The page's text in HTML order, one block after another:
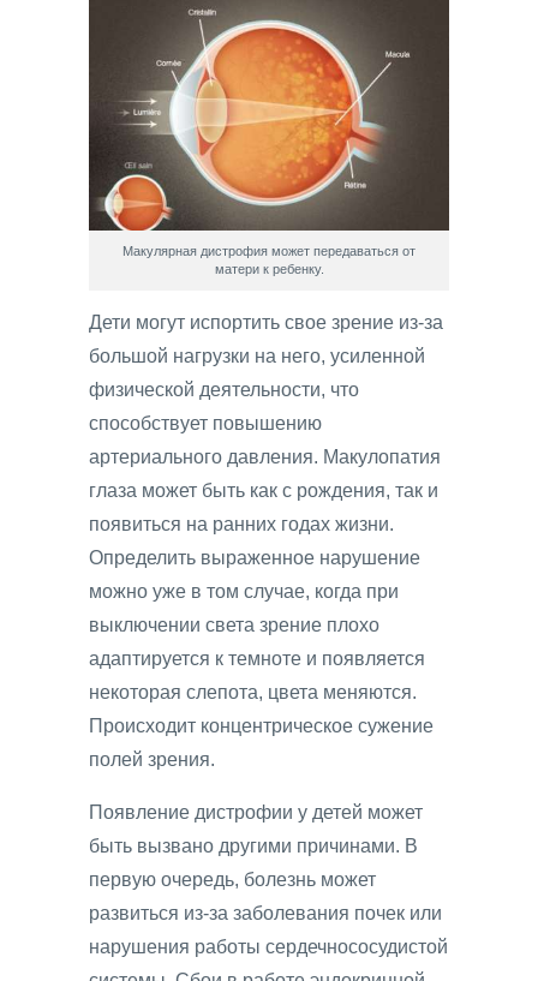
Макулярная дистрофия может передаваться от
матери к ребенку.
Дети могут испортить свое зрение из-за
большой нагрузки на него, усиленной
физической деятельности, что
способствует повышению
артериального давления. Макулопатия
глаза может быть как с рождения, так и
появиться на ранних годах жизни.
Определить выраженное нарушение
можно уже в том случае, когда при
выключении света зрение плохо
адаптируется к темноте и появляется
некоторая слепота, цвета меняются.
Происходит концентрическое сужение
полей зрения.
Появление дистрофии у детей может
быть вызвано другими причинами. В
первую очередь, болезнь может
развиться из-за заболевания почек или
нарушения работы сердечнососудистой